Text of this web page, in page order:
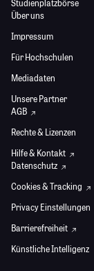
Studienplatzbörse
Über uns
Impressum
Für Hochschulen
Mediadaten
Unsere Partner
AGB
Rechte & Lizenzen
Hilfe & Kontakt
Datenschutz
Cookies & Tracking
Privacy Einstellungen
Barrierefreiheit
Künstliche Intelligenz